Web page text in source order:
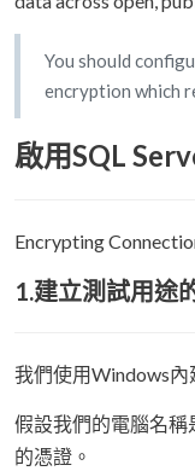
You should
encryption which
啟用SQL
Encrypting
1.建立測試用途
我們使用Windows
假設我們的電腦名稱
的憑證。